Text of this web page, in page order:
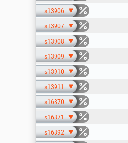
s13906
s13907
s13908
s13909
s13910
s13911
s16870
s16871
s16892